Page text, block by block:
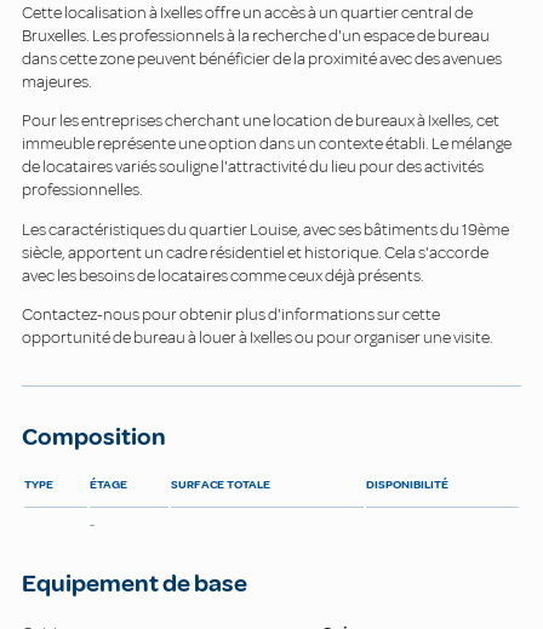
Cette localisation à Ixelles offre un accès à un quartier central de
Bruxelles. Les professionnels à la recherche d'un espace de bureau
dans cette zone peuvent bénéficier de la proximité avec des avenues
majeures.
Pour les entreprises cherchant une location de bureaux à Ixelles, cet
immeuble représente une option dans un contexte établi. Le mélange
de locataires variés souligne l'attractivité du lieu pour des activités
professionnelles.
Les caractéristiques du quartier Louise, avec ses bâtiments du 19ème
siècle, apportent un cadre résidentiel et historique. Cela s'accorde
avec les besoins de locataires comme ceux déjà présents.
Contactez-nous pour obtenir plus d'informations sur cette
opportunité de bureau à louer à Ixelles ou pour organiser une visite.
Composition
TYPE ÉTAGE SURFACE TOTALE DISPONIBILITÉ
-
Equipement de base